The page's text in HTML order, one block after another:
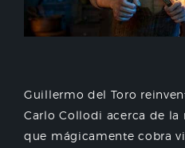
Guillermo del Toro
Carlo Collodi acerca de
que mágicamente cobra